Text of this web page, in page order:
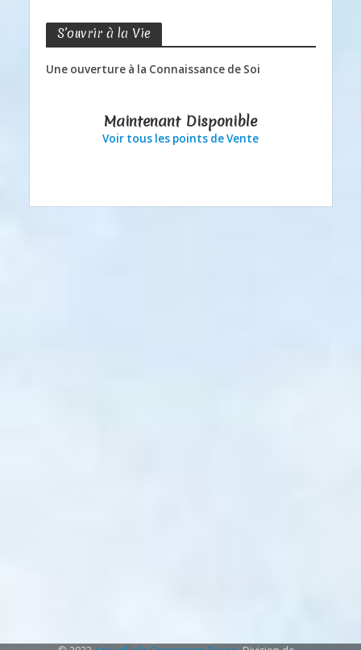
S’ouvrir à la Vie
Une ouverture à la Connaissance de Soi
Maintenant Disponible
Voir tous les points de Vente